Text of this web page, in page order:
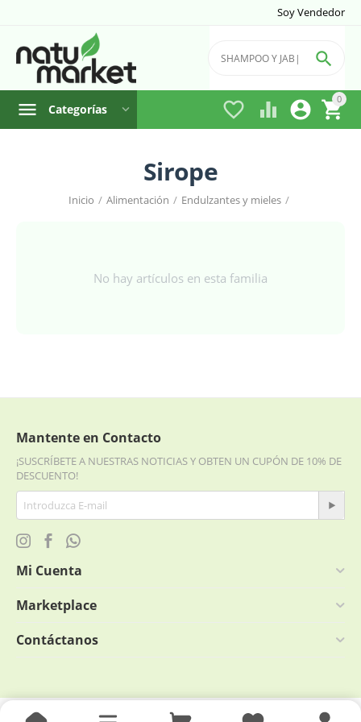
Soy Vendedor
0


 

Categorías
Sirope
Inicio / Alimentación / Endulzantes y mieles /
No hay artículos en esta familia
Mantente en Contacto
¡SUSCRÍBETE A NUESTRAS NOTICIAS Y OBTEN UN CUPÓN DE 10% DE
DESCUENTO!
Mi Cuenta
Marketplace
Contáctanos